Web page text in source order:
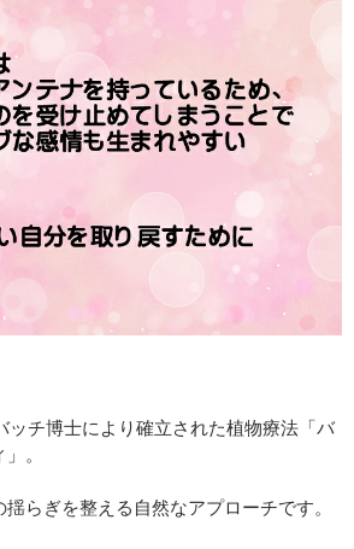
ッチ博士により確立された植物療法「バ
。
らぎを整える自然なアプローチです。